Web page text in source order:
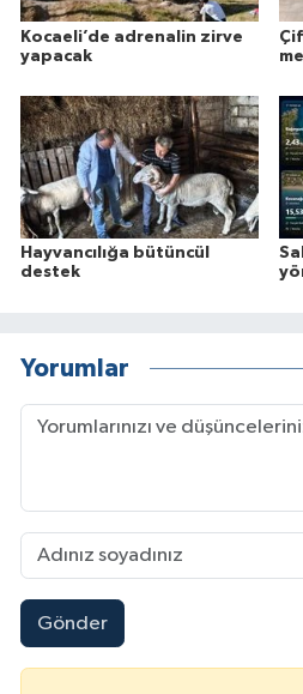
Kocaeli’de adrenalin zirve
yapacak
Hayvancılığa bütüncül
destek
Yorumlar
Gönder